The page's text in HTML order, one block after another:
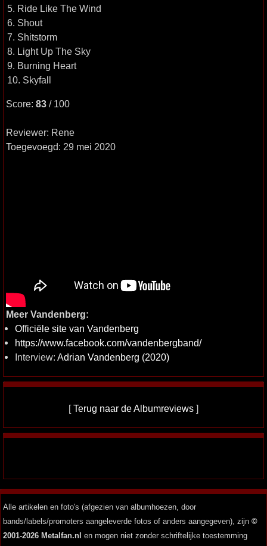
5. Ride Like The Wind
6. Shout
7. Shitstorm
8. Light Up The Sky
9. Burning Heart
10. Skyfall
Score: 83 / 100
Reviewer: Rene
Toegevoegd: 29 mei 2020
Meer Vandenberg:
Officiële site van Vandenberg
https://www.facebook.com/vandenbergband/
Interview: Adrian Vandenberg (2020)
[Terug naar de Albumreviews ]
Alle artikelen en foto's (afgezien van albumhoezen, door
bands/labels/promoters aangeleverde fotos of anders aangegeven), zijn ©
2001-2026 Metalfan.nl en mogen niet zonder schriftelijke toestemming